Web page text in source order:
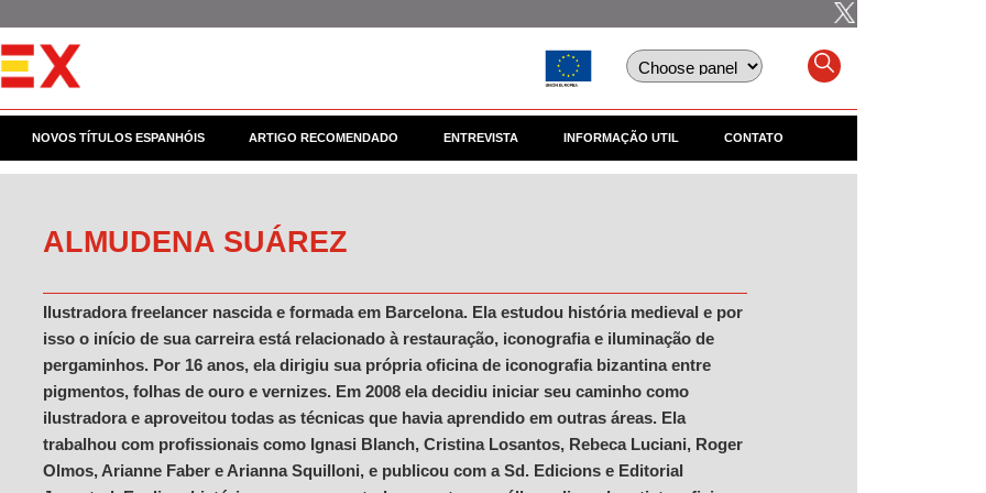
NOVOS TÍTULOS ESPANHÓIS ARTIGO RECOMENDADO ENTREVISTA INFORMAÇÃO UTIL CONTATO
ALMUDENA SUÁREZ
Ilustradora freelancer nascida e formada em Barcelona. Ela estudou história medieval e por
isso o início de sua carreira está relacionado à restauração, iconografia e iluminação de
pergaminhos. Por 16 anos, ela dirigiu sua própria oficina de iconografia bizantina entre
pigmentos, folhas de ouro e vernizes. Em 2008 ela decidiu iniciar seu caminho como
ilustradora e aproveitou todas as técnicas que havia aprendido em outras áreas. Ela
trabalhou com profissionais como Ignasi Blanch, Cristina Losantos, Rebeca Luciani, Roger
Olmos, Arianne Faber e Arianna Squilloni, e publicou com a Sd. Edicions e Editorial